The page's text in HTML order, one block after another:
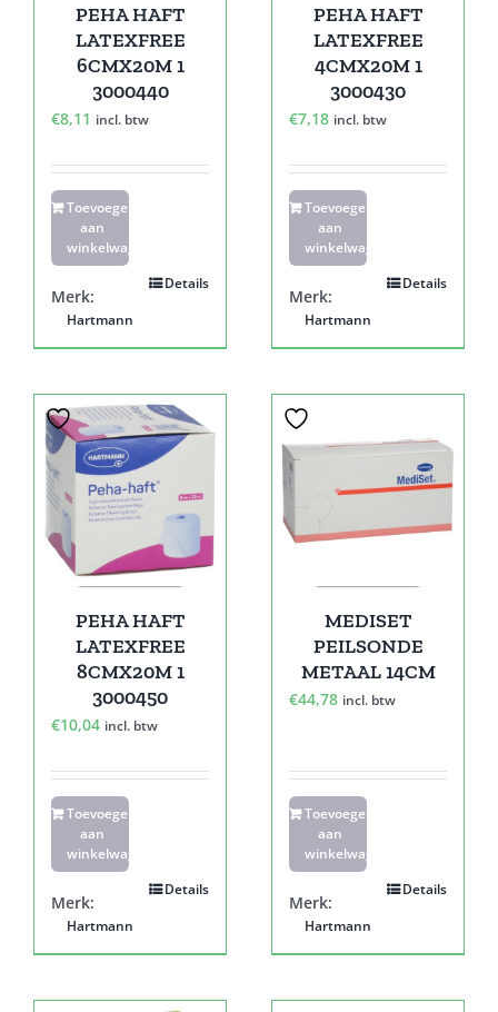
PEHA HAFT
LATEXFREE
6CMX20M 1
3000440
€8,11 incl. btw
Toevoegen
aan
winkelwagen
Details
Merk:
Hartmann
PEHA HAFT
LATEXFREE
4CMX20M 1
3000430
€7,18 incl. btw
Toevoegen
aan
winkelwagen
Details
Merk:
Hartmann
PEHA HAFT
LATEXFREE
8CMX20M 1
3000450
€10,04 incl. btw
Toevoegen
aan
winkelwagen
Details
Merk:
Hartmann
MEDISET
PEILSONDE
METAAL 14CM
€44,78 incl. btw
Toevoegen
aan
winkelwagen
Details
Merk:
Hartmann